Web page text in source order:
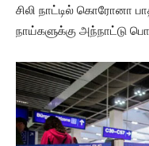
சிலி நாட்டில் கொரோனா
நாய்களுக்கு அந்நாட்டு